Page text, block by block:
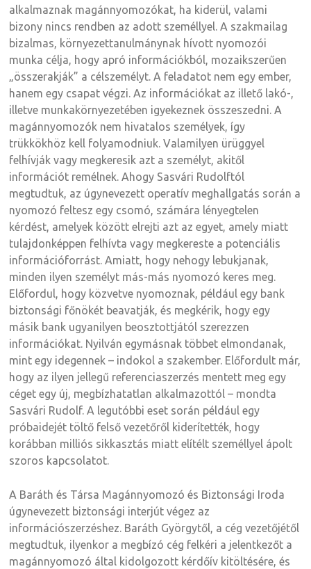
alkalmaznak magánnyomozókat, ha kiderül, valami
bizony nincs rendben az adott személlyel. A szakmailag
bizalmas, környezettanulmánynak hívott nyomozói
munka célja, hogy apró információkból, mozaikszerűen
„összerakják” a célszemélyt. A feladatot nem egy ember,
hanem egy csapat végzi. Az információkat az illető lakó-,
illetve munkakörnyezetében igyekeznek összeszedni. A
magánnyomozók nem hivatalos személyek, így
trükkökhöz kell folyamodniuk. Valamilyen ürüggyel
felhívják vagy megkeresik azt a személyt, akitől
információt remélnek. Ahogy Sasvári Rudolftól
megtudtuk, az úgynevezett operatív meghallgatás során a
nyomozó feltesz egy csomó, számára lényegtelen
kérdést, amelyek között elrejti azt az egyet, amely miatt
tulajdonképpen felhívta vagy megkereste a potenciális
információforrást. Amiatt, hogy nehogy lebukjanak,
minden ilyen személyt más-más nyomozó keres meg.
Előfordul, hogy közvetve nyomoznak, például egy bank
biztonsági főnökét beavatják, és megkérik, hogy egy
másik bank ugyanilyen beosztottjától szerezzen
információkat. Nyilván egymásnak többet elmondanak,
mint egy idegennek – indokol a szakember. Előfordult már,
hogy az ilyen jellegű referenciaszerzés mentett meg egy
céget egy új, megbízhatatlan alkalmazottól – mondta
Sasvári Rudolf. A legutóbbi eset során például egy
próbaidejét töltő felső vezetőről kiderítették, hogy
korábban milliós sikkasztás miatt elítélt személlyel ápolt
szoros kapcsolatot.
A Baráth és Társa Magánnyomozó és Biztonsági Iroda
úgynevezett biztonsági interjút végez az
információszerzéshez. Baráth Györgytől, a cég vezetőjétől
megtudtuk, ilyenkor a megbízó cég felkéri a jelentkezőt a
magánnyomozó által kidolgozott kérdőív kitöltésére, és